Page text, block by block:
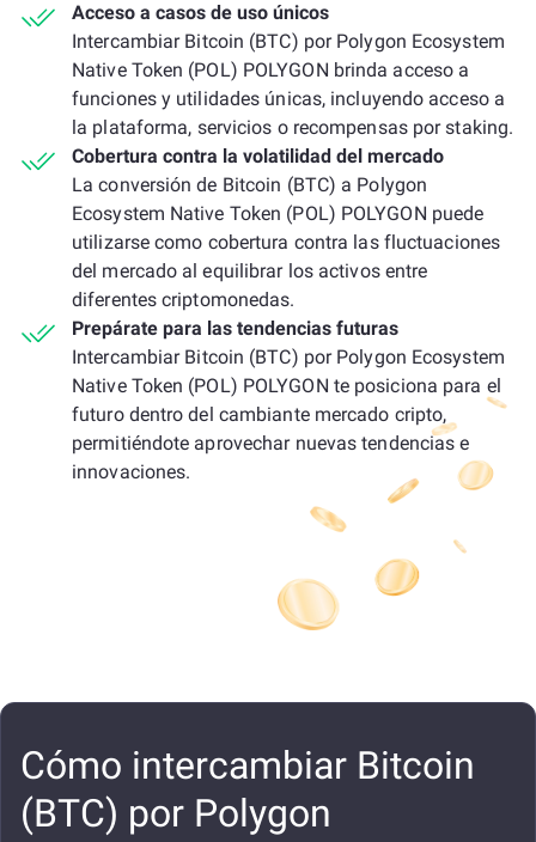
Acceso a casos de uso únicos
Intercambiar Bitcoin (BTC) por Polygon Ecosystem
Native Token (POL) POLYGON brinda acceso a
funciones y utilidades únicas, incluyendo acceso a
la plataforma, servicios o recompensas por staking.
Cobertura contra la volatilidad del mercado
La conversión de Bitcoin (BTC) a Polygon
Ecosystem Native Token (POL) POLYGON puede
utilizarse como cobertura contra las fluctuaciones
del mercado al equilibrar los activos entre
diferentes criptomonedas.
Prepárate para las tendencias futuras
Intercambiar Bitcoin (BTC) por Polygon Ecosystem
Native Token (POL) POLYGON te posiciona para el
futuro dentro del cambiante mercado cripto,
permitiéndote aprovechar nuevas tendencias e
innovaciones.
Cómo intercambiar Bitcoin
(BTC) por Polygon